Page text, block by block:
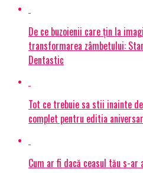
De ce buzoienii care țin la
transformarea zâmbetului:
Dentastic
Tot ce trebuie sa stii inainte
complet pentru editia
Cum ar fi dacă ceasul tău s-